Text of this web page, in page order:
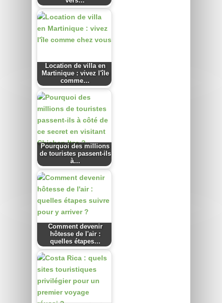
Location de villa en
Martinique : vivez l'île
comme…
Pourquoi des millions
de touristes passent-ils
à…
Comment devenir
hôtesse de l'air :
quelles étapes…